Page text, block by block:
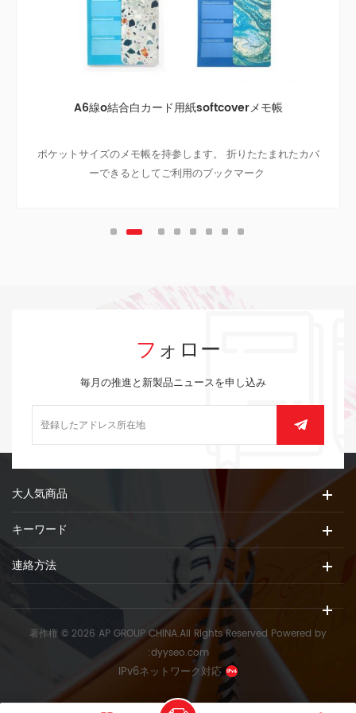
A6線o結合白カード用紙softcoverメモ帳
ポケットサイズのメモ帳を持参します。 折りたたまれたカバ
ーできるとしてご利用のブックマーク
フォロー
毎月の推進と新製品ニュースを申し込み
大人気商品
キーワード
連絡方法
著作権 © 2026 AP GROUP CHINA.All Rights Reserved Powered by
:dyyseo.com
IPv6ネットワーク対応